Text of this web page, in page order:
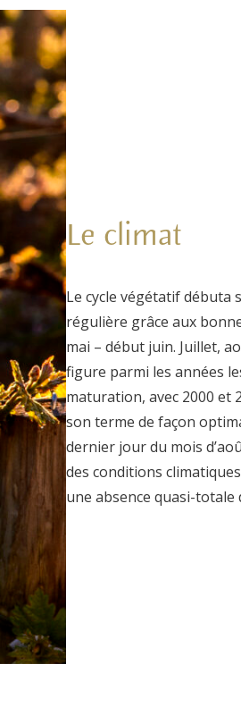
Le climat
Le cycle végétatif
régulière grâce aux
mai – début juin. Juillet,
figure parmi les années
maturation, avec 2000 et
son terme de façon
dernier jour du mois
des conditions
une absence quasi-totale